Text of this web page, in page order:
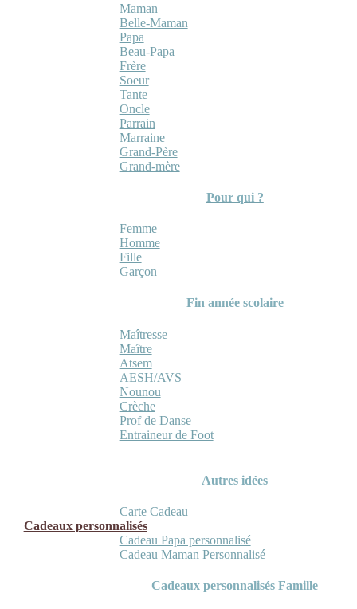
Maman
Belle-Maman
Papa
Beau-Papa
Frère
Soeur
Tante
Oncle
Parrain
Marraine
Grand-Père
Grand-mère
Pour qui ?
Femme
Homme
Fille
Garçon
Fin année scolaire
Maîtresse
Maître
Atsem
AESH/AVS
Nounou
Crèche
Prof de Danse
Entraineur de Foot
Autres idées
Carte Cadeau
Cadeaux personnalisés
Cadeau Papa personnalisé
Cadeau Maman Personnalisé
Cadeaux personnalisés Famille